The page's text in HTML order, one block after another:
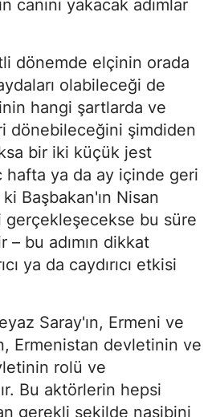
canını yakacak adımlar
dönemde elçinin orada
olabileceği de
hangi şartlarda ve
dönebileceğini şimdiden
bir iki küçük jest
hafta ya da ay içinde geri
Başbakan'ın Nisan
gerçekleşecekse bu süre
– bu adımın dikkat
ya da caydırıcı etkisi
Saray'ın, Ermeni ve
Ermenistan devletinin ve
rolü ve
Bu aktörlerin hepsi
gerekli şekilde nasibini